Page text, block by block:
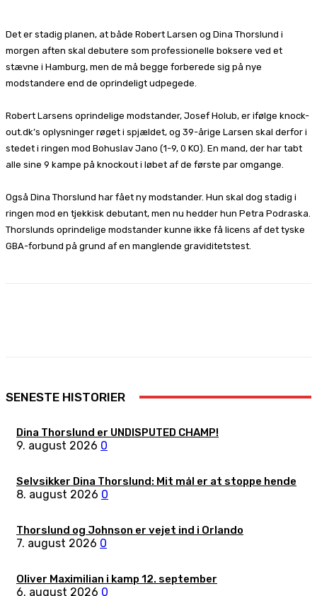
Det er stadig planen, at både Robert Larsen og Dina Thorslund i
morgen aften skal debutere som professionelle boksere ved et
stævne i Hamburg, men de må begge forberede sig på nye
modstandere end de oprindeligt udpegede.
Robert Larsens oprindelige modstander, Josef Holub, er ifølge knock-
out.dk’s oplysninger røget i spjældet, og 39-årige Larsen skal derfor i
stedet i ringen mod Bohuslav Jano (1-9, 0 KO). En mand, der har tabt
alle sine 9 kampe på knockout i løbet af de første par omgange.
Også Dina Thorslund har fået ny modstander. Hun skal dog stadig i
ringen mod en tjekkisk debutant, men nu hedder hun Petra Podraska.
Thorslunds oprindelige modstander kunne ikke få licens af det tyske
GBA-forbund på grund af en manglende graviditetstest.
SENESTE HISTORIER
Dina Thorslund er UNDISPUTED CHAMP!
9. august 2026 0
Selvsikker Dina Thorslund: Mit mål er at stoppe hende
8. august 2026 0
Thorslund og Johnson er vejet ind i Orlando
7. august 2026 0
Oliver Maximilian i kamp 12. september
6. august 2026 0